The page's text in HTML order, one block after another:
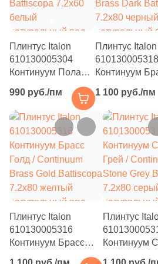
LV Granito ( 11)
La Fabbrica (
La Faenza (560
La Fenice (57)
La Platera (85 )
Laminam ( 398)
Laminam Russia (118
LandDecor (41)
Landgrace ( 15
Laparet (1545)
Lea Ceramiche (
LeeDo Ceramica (82
Плинтус Italon
610130005304
Континуум Полар /
Continuum Polar
Battiscopa 7.2x60
белый
натуральный под
бетон
990 руб./пм
Плинтус Italon
610130005318
Континуум
Brass Dark
7.2x80 черный
натуральный
камень
1 100 руб./пм
Плинтус Italon
610130005316
Континуум Брасс
Плинтус
Континуум